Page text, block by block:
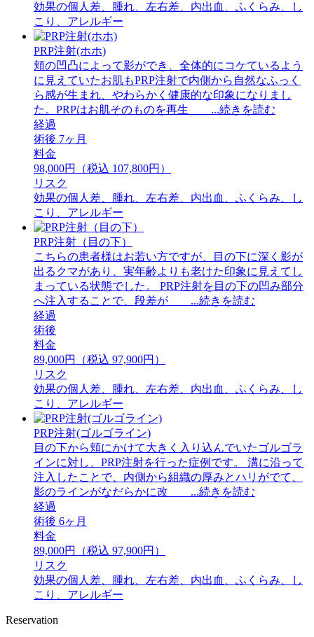
効果の個人差、腫れ、左右差、内出血、ふくらみ、し
こり、アレルギー
PRP注射(ホホ)
頬の凹凸によって影ができ、全体的にコケているよう
に見えていたお肌もPRP注射で内側から自然なふっく
ら感が生まれ、やわらかく健康的な印象になりまし
た。PRPはお肌そのものを再生 ...続きを読む
経過
術後 7ヶ月
料金
98,000円（税込 107,800円）
リスク
効果の個人差、腫れ、左右差、内出血、ふくらみ、し
こり、アレルギー
PRP注射（目の下）
こちらの患者様はお若い方ですが、目の下に深く影が
出るクマがあり、実年齢よりも老けた印象に見えてし
まっている状態でした。 PRP注射を目の下の凹み部分
へ注入することで、段差が ...続きを読む
経過
術後
料金
89,000円（税込 97,900円）
リスク
効果の個人差、腫れ、左右差、内出血、ふくらみ、し
こり、アレルギー
PRP注射(ゴルゴライン)
目の下から頬にかけて大きく入り込んでいたゴルゴラ
インに対し、PRP注射を行った症例です。 溝に沿って
注入したことで、内側から組織の厚みとハリがでて、
影のラインがなだらかに改 ...続きを読む
経過
術後 6ヶ月
料金
89,000円（税込 97,900円）
リスク
効果の個人差、腫れ、左右差、内出血、ふくらみ、し
こり、アレルギー
Reservation